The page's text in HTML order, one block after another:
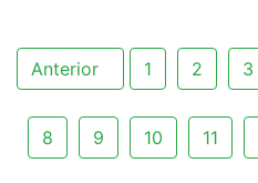
Anterior 1 2 3
8 9 10 11